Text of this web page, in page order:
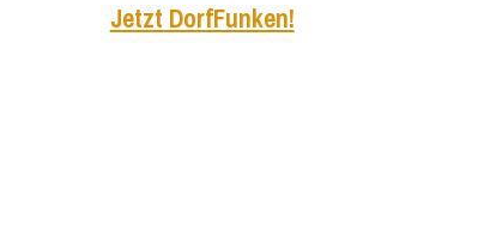
Jetzt DorfFunken!